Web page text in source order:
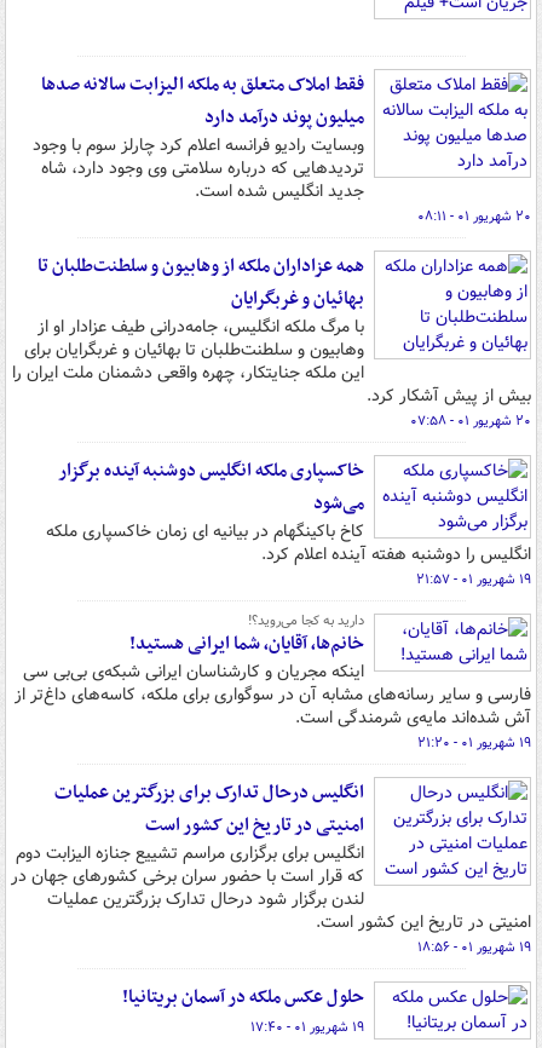
فقط املاک متعلق به ملکه الیزابت سالانه صدها
میلیون پوند درآمد دارد
وبسایت رادیو فرانسه اعلام کرد چارلز سوم با وجود
تردیدهایی که درباره سلامتی وی وجود دارد، شاه
جدید انگلیس شده است.
۲۰ شهریور ۰۱ - ۰۸:۱۱
همه عزاداران ملکه از وهابیون و سلطنت‌طلبان تا
بهائیان و غربگرایان
با مرگ ملکه انگلیس، جامه‌درانی طیف عزادار او از
وهابیون و سلطنت‌طلبان تا بهائیان و غربگرایان برای
این ملکه جنایتکار، چهره واقعی دشمنان ملت ایران را
بیش از پیش آشکار کرد.
۲۰ شهریور ۰۱ - ۰۷:۵۸
خاکسپاری ملکه انگلیس دوشنبه آینده برگزار
می‌شود
کاخ باکینگهام در بیانیه ای زمان خاکسپاری ملکه
انگلیس را دوشنبه هفته آینده اعلام کرد.
۱۹ شهریور ۰۱ - ۲۱:۵۷
دارید به کجا می‌روید؟!
خانم‌ها، آقایان، شما ایرانی هستید!
اینکه مجریان و کارشناسان ایرانی شبکه‌ی بی‌بی سی
فارسی و سایر رسانه‌های مشابه آن در سوگواری برای ملکه، کاسه‌های داغ‌تر از
آش شده‌اند مایه‌ی شرمندگی است.
۱۹ شهریور ۰۱ - ۲۱:۲۰
انگلیس درحال تدارک برای بزرگترین عملیات
امنیتی در تاریخ این کشور است
انگلیس برای برگزاری مراسم تشییع جنازه الیزابت دوم
که قرار است با حضور سران برخی کشورهای جهان در
لندن برگزار شود درحال تدارک بزرگترین عملیات
امنیتی در تاریخ این کشور است.
۱۹ شهریور ۰۱ - ۱۸:۵۶
حلول عکس ملکه در آسمان بریتانیا!
۱۹ شهریور ۰۱ - ۱۷:۴۰